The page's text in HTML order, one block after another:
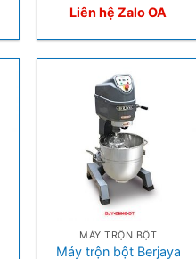
Liên hệ Zalo OA
MÁY TRỘN BỘT
Máy trộn bột Berjaya